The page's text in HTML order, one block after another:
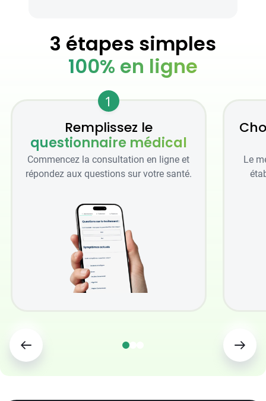
3 étapes simples
100% en ligne
1
Remplissez le
questionnaire médical
Commencez la consultation en ligne et
répondez aux questions sur votre santé.
Le